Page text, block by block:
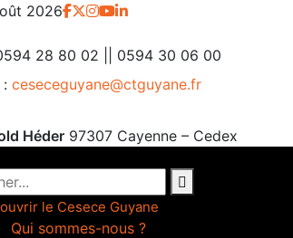
2026
28 80 02 || 0594 30 06 00
: ceseceguyane@ctguyane.fr
Héder 97307 Cayenne – Cedex
le Cesece Guyane
Qui sommes-nous ?